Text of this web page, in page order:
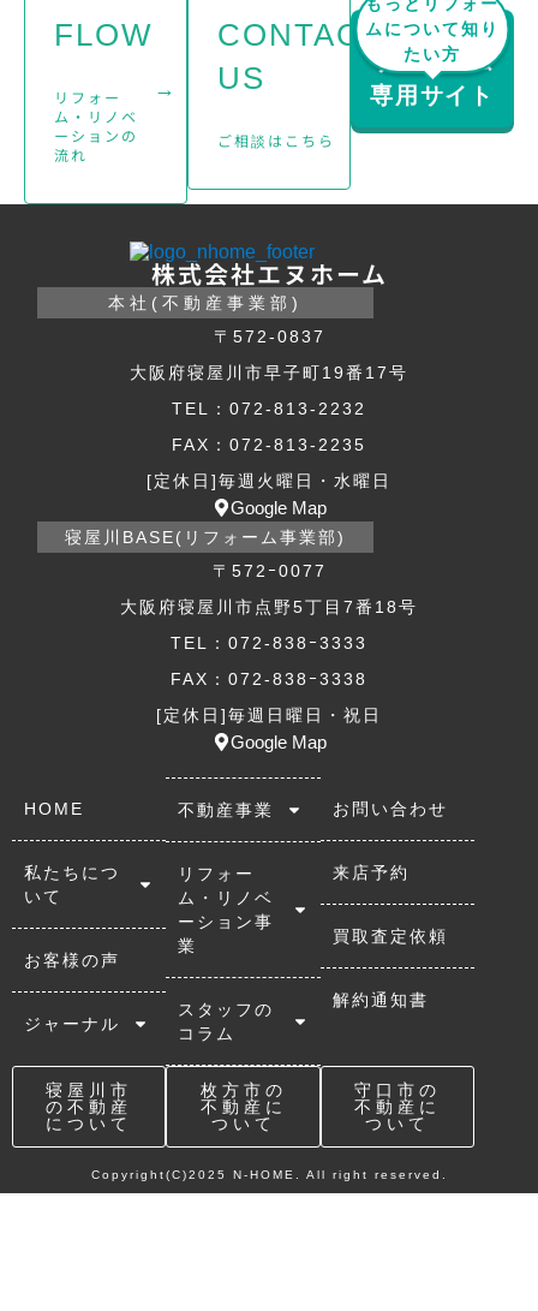
FLOW
リフォー
ム・リノベ
ーションの
流れ
→
CONTACT
US
ご相談はこちら
→
ムについて知り
たい方
リフォーム
専用サイト
株式会社エヌホーム
本社(不動産事業部)
〒572-0837
大阪府寝屋川市早子町19番17号
TEL：072-813-2232
FAX：072-813-2235
[定休日]毎週火曜日・水曜日
Google Map
寝屋川BASE(リフォーム事業部)
〒572ｰ0077
大阪府寝屋川市点野5丁目7番18号
TEL：072-838ｰ3333
FAX：072-838ｰ3338
[定休日]毎週日曜日・祝日
Google Map
HOME
私たちにつ
いて
お客様の声
ジャーナル
不動産事業
リフォー
ム・リノベ
ーション事
業
スタッフの
コラム
お問い合わせ
来店予約
買取査定依頼
解約通知書
寝屋川市
の不動産
について
枚方市の
不動産に
ついて
守口市の
不動産に
ついて
Copyright(C)2025 N-HOME. All right reserved.